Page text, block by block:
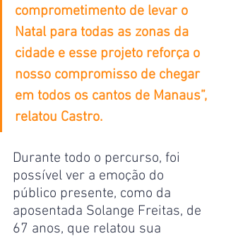
comprometimento de levar o
Natal para todas as zonas da
cidade e esse projeto reforça o
nosso compromisso de chegar
em todos os cantos de Manaus”,
relatou Castro.
Durante todo o percurso, foi
possível ver a emoção do
público presente, como da
aposentada Solange Freitas, de
67 anos, que relatou sua